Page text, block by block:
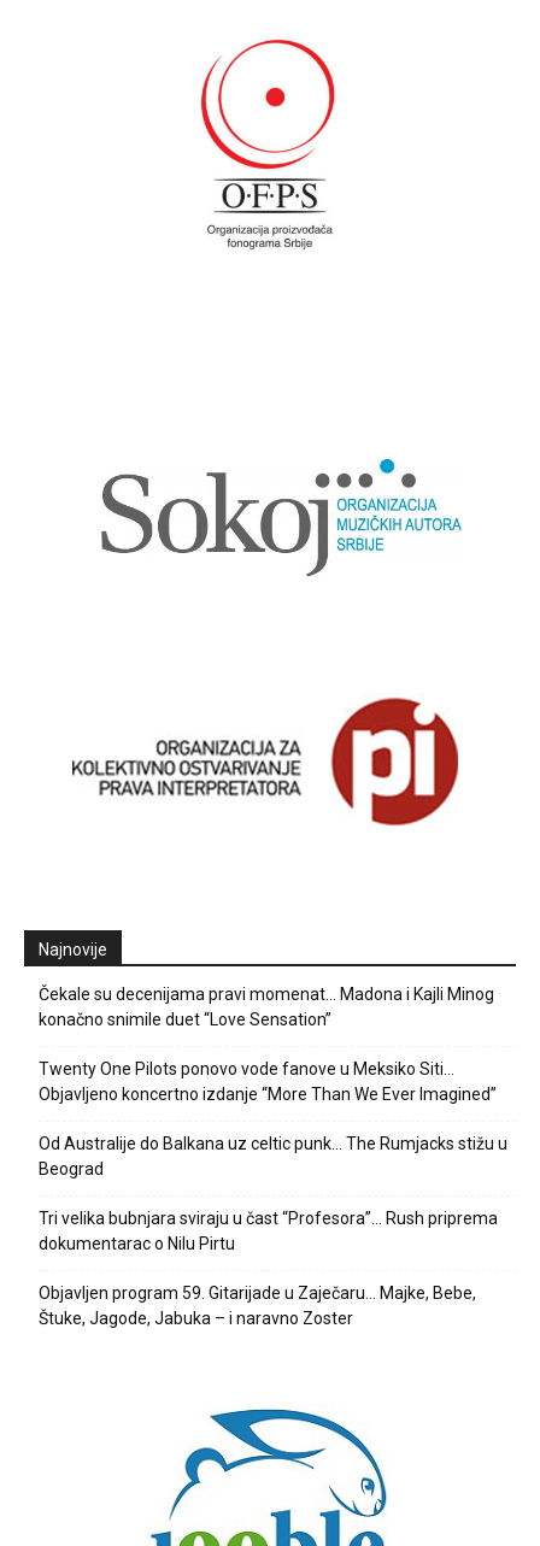
Najnovije
Čekale su decenijama pravi momenat… Madona i Kajli Minog
konačno snimile duet “Love Sensation”
Twenty One Pilots ponovo vode fanove u Meksiko Siti…
Objavljeno koncertno izdanje “More Than We Ever Imagined”
Od Australije do Balkana uz celtic punk… The Rumjacks stižu u
Beograd
Tri velika bubnjara sviraju u čast “Profesora”… Rush priprema
dokumentarac o Nilu Pirtu
Objavljen program 59. Gitarijade u Zaječaru… Majke, Bebe,
Štuke, Jagode, Jabuka – i naravno Zoster